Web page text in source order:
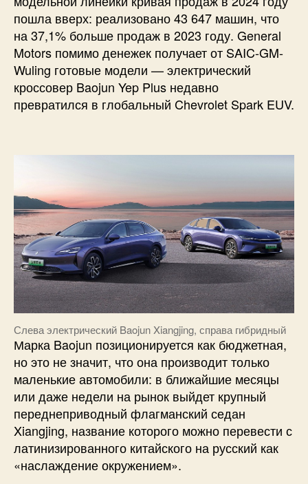
пошла вверх: реализовано 43 647 машин, что
на 37,1% больше продаж в 2023 году. General
Motors помимо денежек получает от SAIC-GM-
Wuling готовые модели — электрический
кроссовер Baojun Yep Plus недавно
превратился в глобальный Chevrolet Spark EUV.
Слева электрический Baojun Xiangjing, справа гибридный
Марка Baojun позиционируется как бюджетная,
но это не значит, что она производит только
маленькие автомобили: в ближайшие месяцы
или даже недели на рынок выйдет крупный
переднеприводный флагманский седан
Xiangjing, название которого можно перевести с
латинизированного китайского на русский как
«наслаждение окружением».